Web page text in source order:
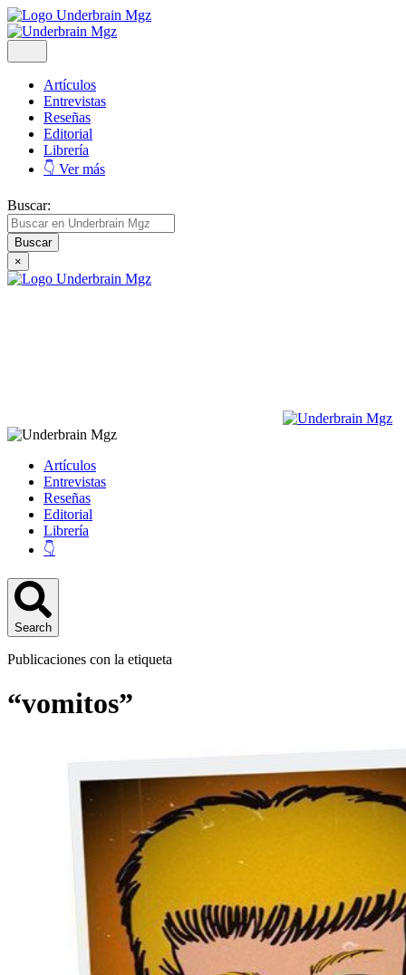
Artículos
Entrevistas
Reseñas
Editorial
Librería
👇 Ver más
Buscar:
×
Artículos
Entrevistas
Reseñas
Editorial
Librería
👇
Search
Publicaciones con la etiqueta
“vomitos”